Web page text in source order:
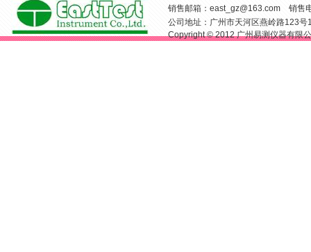
销售邮箱： east_gz@163.com 销售
公司地址：广州市天河区燕岭路123
Copyright © 2012 广州易测仪器有限